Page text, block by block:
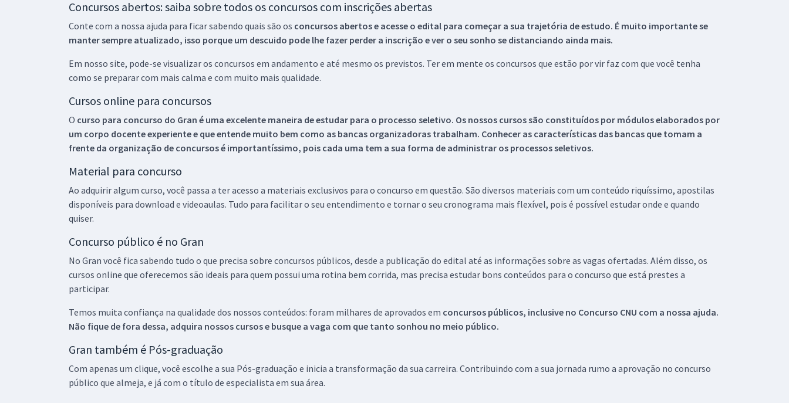
Concursos abertos: saiba sobre todos os concursos com inscrições abertas
Conte com a nossa ajuda para ficar sabendo quais são os concursos abertos e acesse o edital para começar a sua trajetória de estudo. É muito importante se
manter sempre atualizado, isso porque um descuido pode lhe fazer perder a inscrição e ver o seu sonho se distanciando ainda mais.
Em nosso site, pode-se visualizar os concursos em andamento e até mesmo os previstos. Ter em mente os concursos que estão por vir faz com que você tenha
como se preparar com mais calma e com muito mais qualidade.
Cursos online para concursos
O curso para concurso do Gran é uma excelente maneira de estudar para o processo seletivo. Os nossos cursos são constituídos por módulos elaborados por
um corpo docente experiente e que entende muito bem como as bancas organizadoras trabalham. Conhecer as características das bancas que tomam a
frente da organização de concursos é importantíssimo, pois cada uma tem a sua forma de administrar os processos seletivos.
Material para concurso
Ao adquirir algum curso, você passa a ter acesso a materiais exclusivos para o concurso em questão. São diversos materiais com um conteúdo riquíssimo, apostilas
disponíveis para download e videoaulas. Tudo para facilitar o seu entendimento e tornar o seu cronograma mais flexível, pois é possível estudar onde e quando
quiser.
Concurso público é no Gran
No Gran você fica sabendo tudo o que precisa sobre concursos públicos, desde a publicação do edital até as informações sobre as vagas ofertadas. Além disso, os
cursos online que oferecemos são ideais para quem possui uma rotina bem corrida, mas precisa estudar bons conteúdos para o concurso que está prestes a
participar.
Temos muita confiança na qualidade dos nossos conteúdos: foram milhares de aprovados em concursos públicos, inclusive no Concurso CNU com a nossa ajuda.
Não fique de fora dessa, adquira nossos cursos e busque a vaga com que tanto sonhou no meio público.
Gran também é Pós-graduação
Com apenas um clique, você escolhe a sua Pós-graduação e inicia a transformação da sua carreira. Contribuindo com a sua jornada rumo a aprovação no concurso
público que almeja, e já com o título de especialista em sua área.